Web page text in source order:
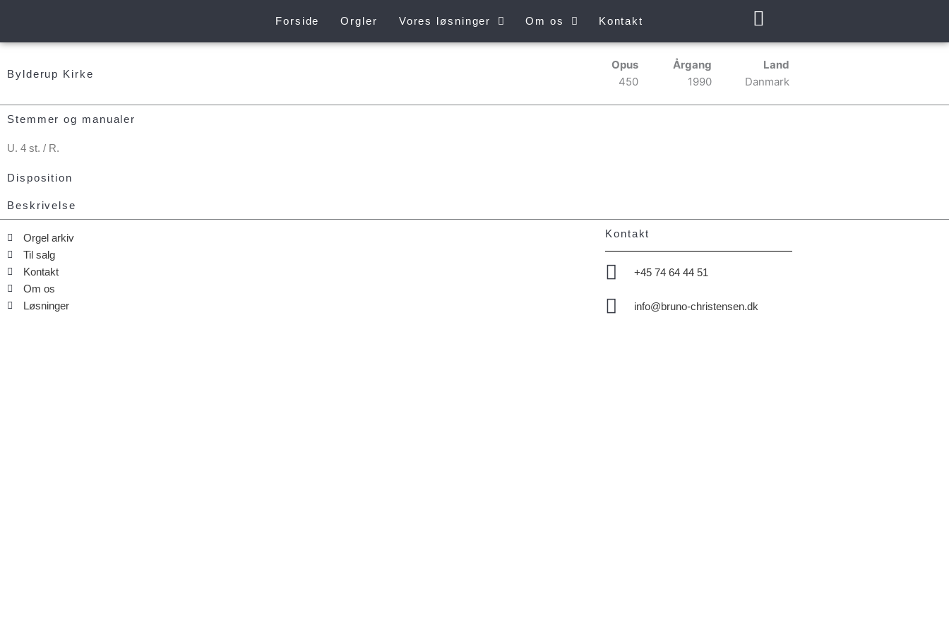
indholdet
Forside Orgler Vores løsninger Om os Kontakt
Bylderup Kirke
Opus
450
Årgang
1990
Land
Danmark
Stemmer og manualer
U. 4 st. / R.
Disposition
Beskrivelse
Orgel arkiv
Til salg
Kontakt
Om os
Løsninger
Kontakt
+45 74 64 44 51
info@bruno-christensen.dk